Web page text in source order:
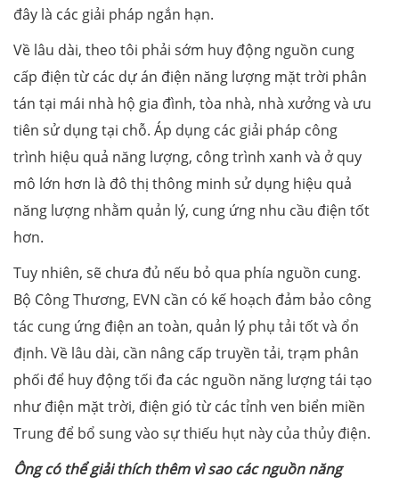
đây là các giải pháp ngắn hạn.
Về lâu dài, theo tôi phải sớm huy động nguồn cung
cấp điện từ các dự án điện năng lượng mặt trời phân
tán tại mái nhà hộ gia đình, tòa nhà, nhà xưởng và ưu
tiên sử dụng tại chỗ. Áp dụng các giải pháp công
trình hiệu quả năng lượng, công trình xanh và ở quy
mô lớn hơn là đô thị thông minh sử dụng hiệu quả
năng lượng nhằm quản lý, cung ứng nhu cầu điện tốt
hơn.
Tuy nhiên, sẽ chưa đủ nếu bỏ qua phía nguồn cung.
Bộ Công Thương, EVN cần có kế hoạch đảm bảo công
tác cung ứng điện an toàn, quản lý phụ tải tốt và ổn
định. Về lâu dài, cần nâng cấp truyền tải, trạm phân
phối để huy động tối đa các nguồn năng lượng tái tạo
như điện mặt trời, điện gió từ các tỉnh ven biển miền
Trung để bổ sung vào sự thiếu hụt này của thủy điện.
Ông có thể giải thích thêm vì sao các nguồn năng